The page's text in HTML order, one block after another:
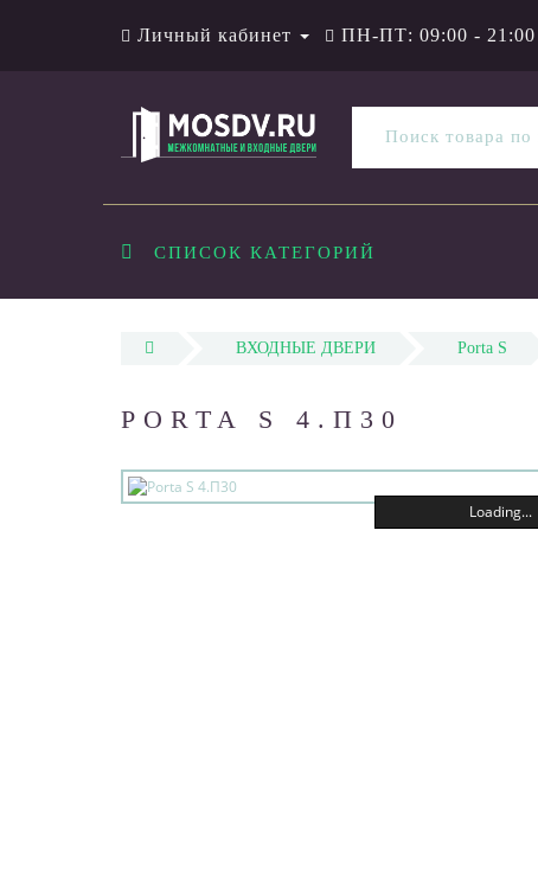
Личный кабинет ПН-ПТ: 09:00 - 21:00
СПИСОК КАТЕГОРИЙ
ВХОДНЫЕ ДВЕРИ Porta S
PORTA S 4.П30
Loading...